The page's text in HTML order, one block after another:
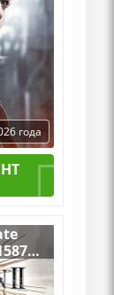
года